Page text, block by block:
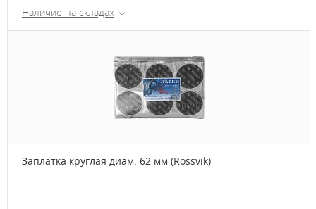
Наличие на складах
Заплатка круглая диам. 62 мм (Rossvik)